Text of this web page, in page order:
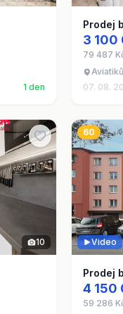
1 den
Prodej
3 100
79 487
07. 08.
10
60
Video
Prodej
4 150
59 286